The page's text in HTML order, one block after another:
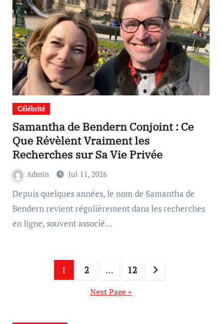
Célébrité
Samantha de Bendern Conjoint : Ce
Que Révèlent Vraiment les
Recherches sur Sa Vie Privée
Admin Jul 11, 2026
Depuis quelques années, le nom de Samantha de
Bendern revient régulièrement dans les recherches
en ligne, souvent associé…
pagination
1 2 … 12
Next Page »